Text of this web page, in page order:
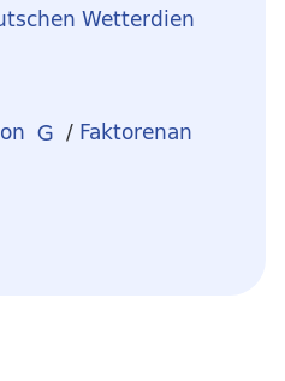
Wetterdien
/ Faktorenan